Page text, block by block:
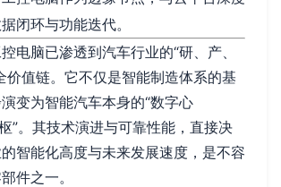
闭环与功能迭代。
电脑已渗透到汽车行业的“研、产、
价值链。它不仅是智能制造体系的基
变为智能汽车本身的“数字心
”。其技术演进与可靠性能，直接决
智能化高度与未来发展速度，是不容
件之一。